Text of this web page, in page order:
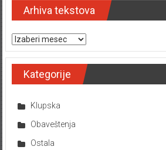
Arhiva tekstova
Arhiva tekstova
Kategorije
Klupska
Obaveštenja
Ostala